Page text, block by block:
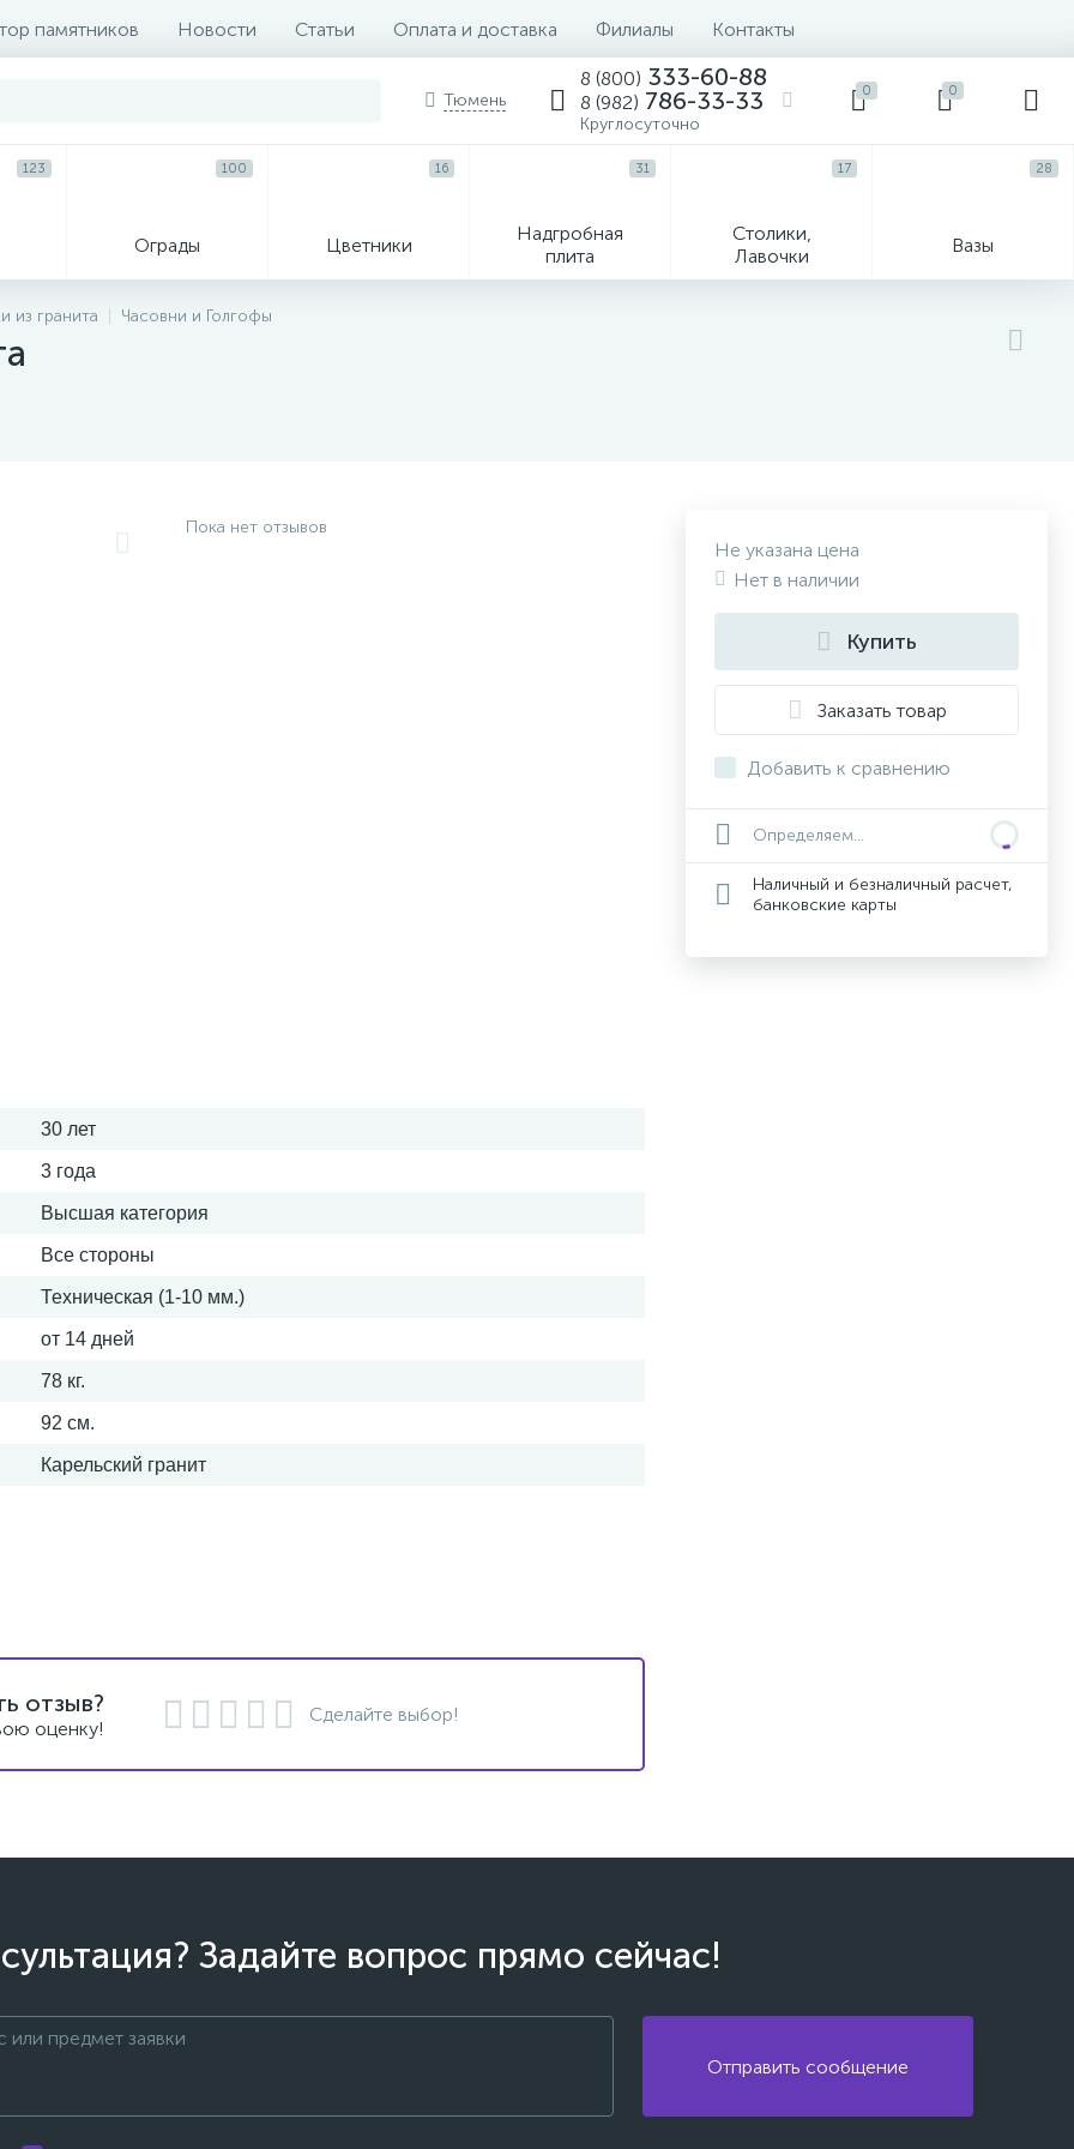
памятников Новости Статьи Оплата и доставка Филиалы Контакты
Тюмень
8 (800) 333-60-88
8 (982) 786-33-33
Круглосуточно
0 0
123
Ограды
100
Цветники
16
Надгробная
плита
31
Столики,
Лавочки
17
Вазы
28
из гранита Часовни и Голгофы
Пока нет отзывов
30 лет
3 года
Высшая категория
Все стороны
Техническая (1-10 мм.)
от 14 дней
78 кг.
92 см.
Карельский гранит
Не указана цена
Нет в наличии
Купить
Заказать товар
Добавить к сравнению
Определяем...
Наличный и безналичный расчет,
банковские карты
отзыв?
оценку!
Сделайте выбор!
Задайте вопрос прямо сейчас!
Отправить сообщение